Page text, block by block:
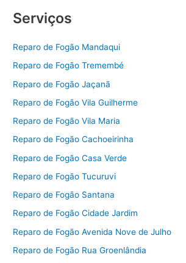
Serviços
Reparo de Fogão Mandaqui
Reparo de Fogão Tremembé
Reparo de Fogão Jaçanã
Reparo de Fogão Vila Guilherme
Reparo de Fogão Vila Maria
Reparo de Fogão Cachoeirinha
Reparo de Fogão Casa Verde
Reparo de Fogão Tucuruvi
Reparo de Fogão Santana
Reparo de Fogão Cidade Jardim
Reparo de Fogão Avenida Nove de Julho
Reparo de Fogão Rua Groenlândia